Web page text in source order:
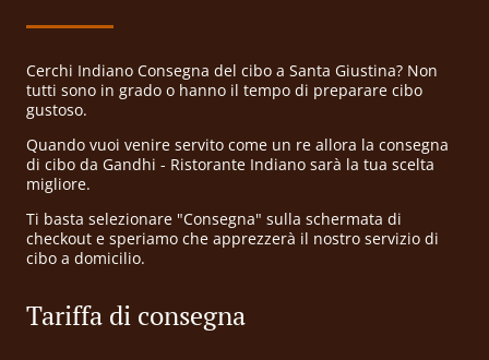
Cerchi Indiano Consegna del cibo a Santa Giustina? Non
tutti sono in grado o hanno il tempo di preparare cibo
gustoso.
Quando vuoi venire servito come un re allora la consegna
di cibo da Gandhi - Ristorante Indiano sarà la tua scelta
migliore.
Ti basta selezionare "Consegna" sulla schermata di
checkout e speriamo che apprezzerà il nostro servizio di
cibo a domicilio.
Tariffa di consegna